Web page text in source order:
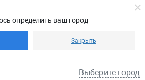
определить ваш город
Закрыть
Выберите город